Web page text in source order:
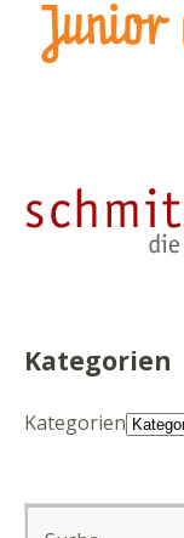
Kategorien
Kategorien